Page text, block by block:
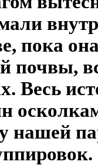
пока
почвы,
Весь
нашей